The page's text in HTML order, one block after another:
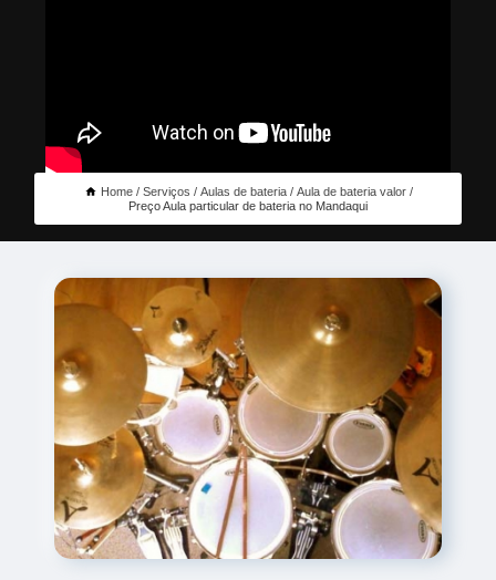
Home Serviços Aulas de bateria
Aula de bateria valor
Preço Aula particular de bateria no Mandaqui